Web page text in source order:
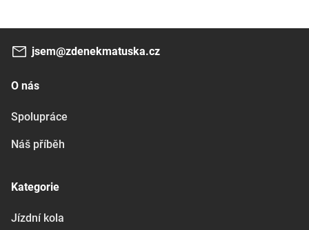
jsem@zdenekmatuska.cz
O nás
Spolupráce
Náš příběh
Kategorie
Jízdní kola